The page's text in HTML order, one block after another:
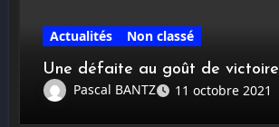
Actualités
Non classé
Une défaite au goût de victoire
Pascal BANTZ
11 octobre 2021